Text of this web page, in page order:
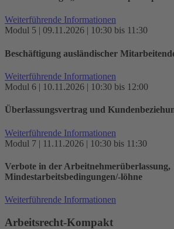
Weiterführende Informationen
Modul 5 | 09.11.2026 | 10:30 bis 11:30
Beschäftigung ausländischer
Weiterführende Informationen
Modul 6 | 10.11.2026 | 10:30 bis 12:00
Überlassungsvertrag und
Weiterführende Informationen
Modul 7 | 11.11.2026 | 10:30 bis 11:30
Verbote in der Arbeitnehmerüberlassung,
Mindestarbeitsbedingungen/-löhne
Weiterführende Informationen
Arbeitsrecht-Kompakt